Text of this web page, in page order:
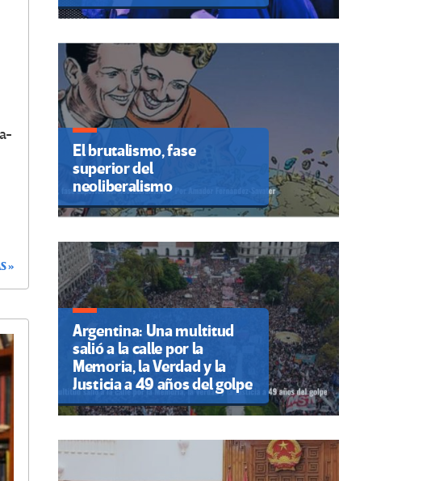
»
El brutalismo, fase
superior del
neoliberalismo
Argentina: Una multitud
salió a la calle por la
Memoria, la Verdad y la
Justicia a 49 años del golpe